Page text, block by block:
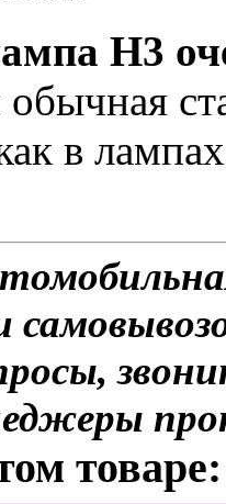
H3
обычная
в
товаре: